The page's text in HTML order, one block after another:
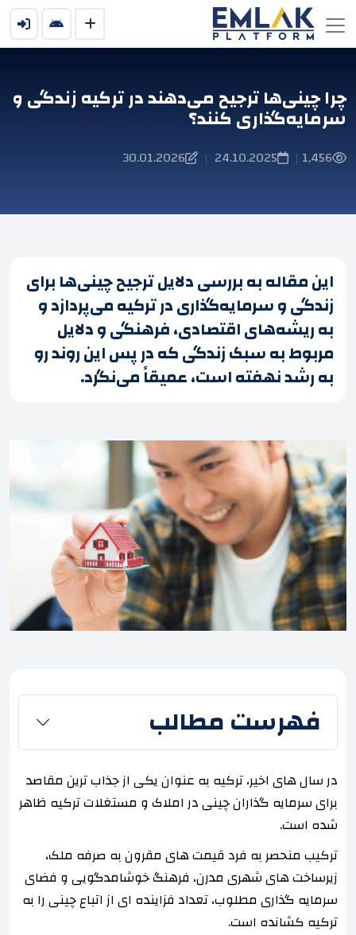
چرا چینی‌ها ترجیح می‌دهند در ترکیه زندگی و
سرمایه‌گذاری کنند؟
1,456
|
24.10.2025
|
30.01.2026
این مقاله به بررسی دلایل ترجیح چینی‌ها برای
زندگی و سرمایه‌گذاری در ترکیه می‌پردازد و
به ریشه‌های اقتصادی، فرهنگی و دلایل
مربوط به سبک زندگی که در پس این روند رو
به رشد نهفته است، عمیقاً می‌نگرد.
فهرست مطالب
در سال های اخیر، ترکیه به عنوان یکی از جذاب ترین مقاصد
برای سرمایه گذاران چینی در املاک و مستغلات ترکیه ظاهر
شده است.
ترکیب منحصر به فرد قیمت های مقرون به صرفه ملک،
زیرساخت های شهری مدرن، فرهنگ خوشامدگویی و فضای
سرمایه گذاری مطلوب، تعداد فزاینده ای از اتباع چینی را به
ترکیه کشانده است.